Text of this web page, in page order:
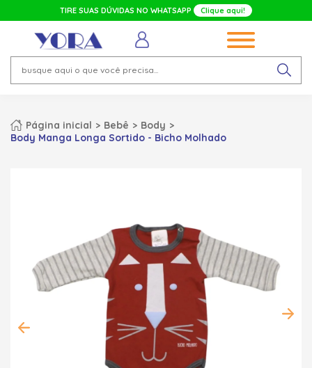
TIRE SUAS DÚVIDAS NO WHATSAPP Clique aqui!
Página inicial Bebê
Body
Body Manga Longa Sortido - Bicho Molhado